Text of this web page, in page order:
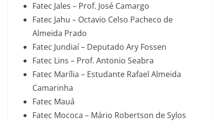
Fatec Jales – Prof. José Camargo
Fatec Jahu – Octavio Celso Pacheco de
Almeida Prado
Fatec Jundiaí – Deputado Ary Fossen
Fatec Lins – Prof. Antonio Seabra
Fatec Marília – Estudante Rafael Almeida
Camarinha
Fatec Mauá
Fatec Mococa – Mário Robertson de Sylos